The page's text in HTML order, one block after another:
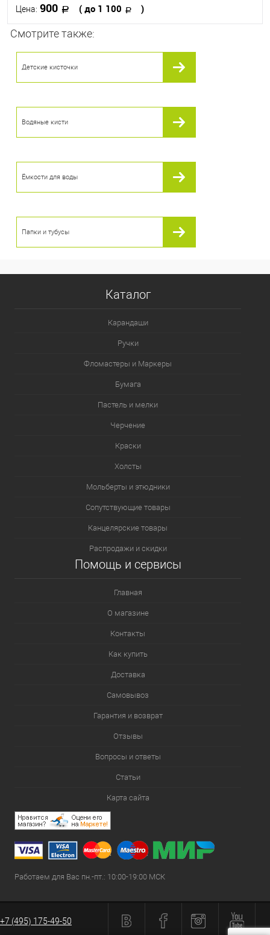
Цена: 900 ( до 1 100 )
В наличии
Смотрите также:
Детские кисточки
Водяные кисти
Ёмкости для воды
Папки и тубусы
Каталог
Карандаши
Ручки
Фломастеры и Маркеры
Бумага
Пастель и мелки
Черчение
Краски
Холсты
Мольберты и этюдники
Сопутствующие товары
Канцелярские товары
Распродажи и скидки
Помощь и сервисы
Главная
О магазине
Контакты
Как купить
Доставка
Самовывоз
Гарантия и возврат
Отзывы
Вопросы и ответы
Статьи
Карта сайта
Работаем для Вас пн.-пт.: 10:00-19:00 МСК
+7 (495) 175-49-50